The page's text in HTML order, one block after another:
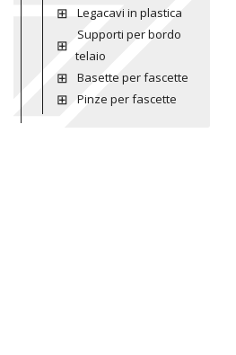
Legacavi in plastica
Supporti per bordo
telaio
Basette per fascette
Pinze per fascette